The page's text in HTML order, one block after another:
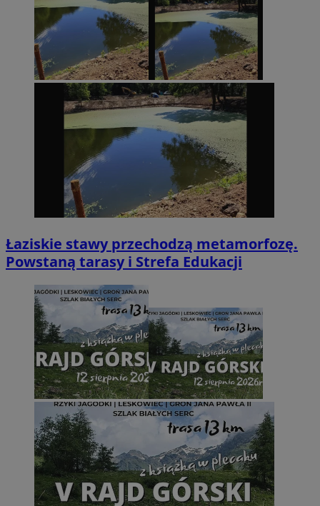
Łaziskie stawy przechodzą metamorfozę.
Powstaną tarasy i Strefa Edukacji